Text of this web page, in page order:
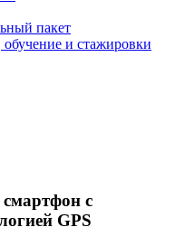
пакет
и стажировки
с
GPS